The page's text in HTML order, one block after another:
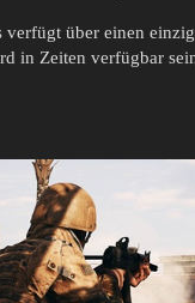
über einen
in Zeiten verfügbar